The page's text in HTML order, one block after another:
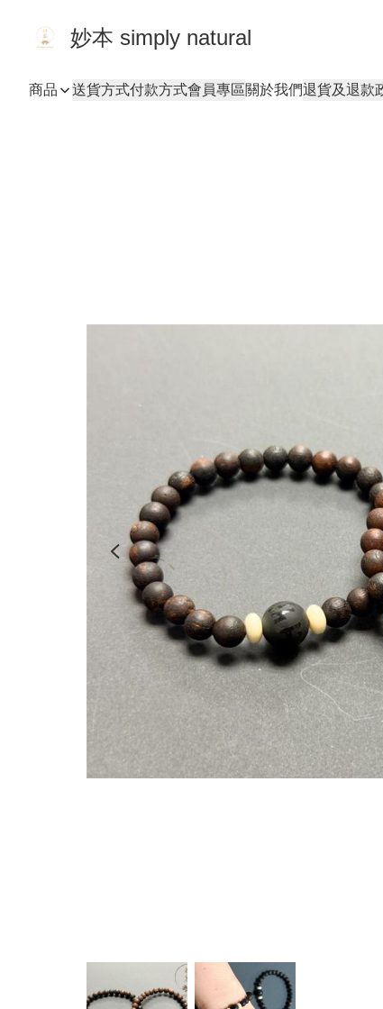
妙本 simply natural
商品 送貨方式付款方式會員專區關於我們退貨及退款